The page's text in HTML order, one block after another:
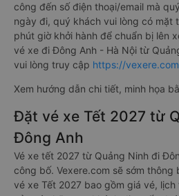
công đến số điện thoại/email mà
ngày đi, quý khách vui lòng có mặt
phút giờ khởi hành để chuẩn bị lên
vé xe đi Đông Anh - Hà Nội từ
vui lòng truy cập https://
Xem hướng dẫn chi tiết, minh họa
Đặt vé xe Tết 2027 từ
Đông Anh
Vé xe tết 2027 từ Quảng Ninh đi
công bố. Vexere.com sẽ sớm
vé xe Tết 2027 bao gồm giá vé,